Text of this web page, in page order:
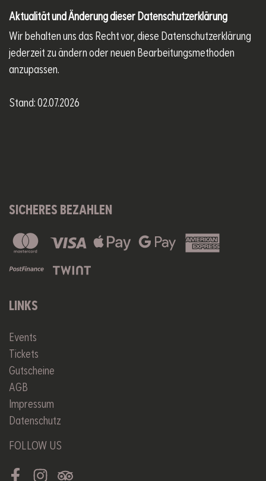
Aktualität und Änderung dieser Datenschutzerklärung
Wir behalten uns das Recht vor, diese Datenschutzerklärung
jederzeit zu ändern oder neuen Bearbeitungsmethoden
anzupassen.
Stand: 02.07.2026
SICHERES BEZAHLEN
LINKS
Events
Tickets
Gutscheine
AGB
Impressum
Datenschutz
FOLLOW US